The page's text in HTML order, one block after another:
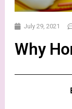
July 29, 2021
Why